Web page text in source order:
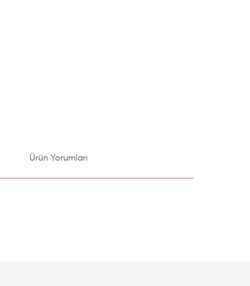
Ürün Yorumları